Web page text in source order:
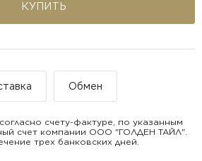
КУПИТЬ
Обмен
счету-фактуре, по указанным
счет компании ООО "ГОЛДЕН ТАЙЛ".
трех банковских дней.